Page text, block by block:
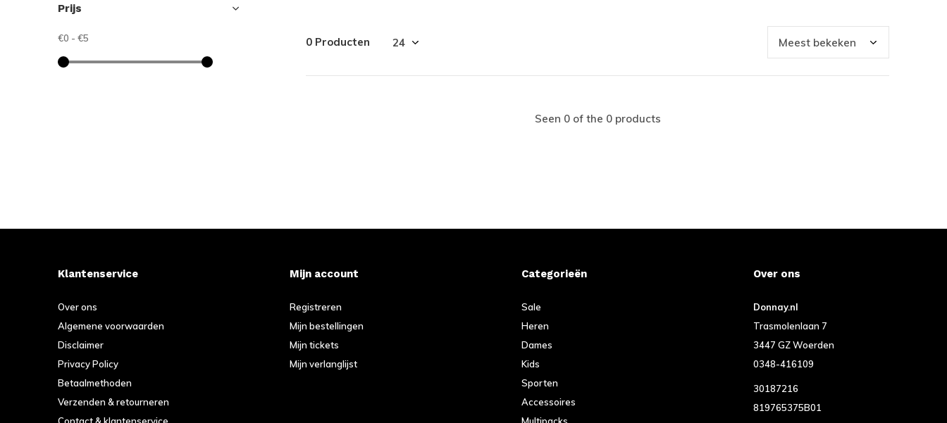
0 Producten
Seen 0 of the 0 products
Prijs
€0 - €5
Klantenservice
Over ons
Algemene voorwaarden
Disclaimer
Privacy Policy
Betaalmethoden
Verzenden & retourneren
Mijn account
Registreren
Mijn bestellingen
Mijn tickets
Mijn verlanglijst
Categorieën
Sale
Heren
Dames
Kids
Sporten
Accessoires
Over ons
Donnay.nl
Trasmolenlaan 7
3447 GZ Woerden
0348-416109
30187216
819765375B01